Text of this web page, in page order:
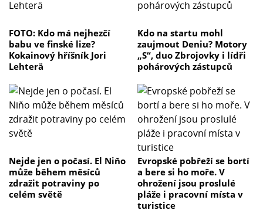
FOTO: Kdo má nejhezčí
babu ve finské lize?
Kokainový hříšník Jori
Lehterä
Kdo na startu mohl
zaujmout Deniu? Motory
„S“, duo Zbrojovky i lídři
pohárových zástupců
Nejde jen o počasí. El Niňo
může během měsíců
zdražit potraviny po
celém světě
Evropské pobřeží se bortí
a bere si ho moře. V
ohrožení jsou proslulé
pláže i pracovní místa v
turistice